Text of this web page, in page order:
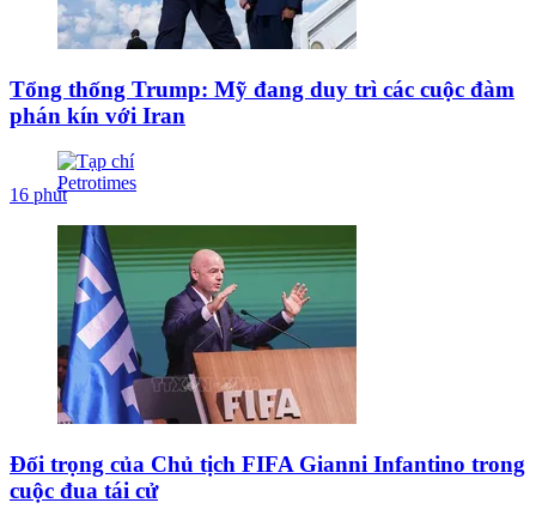
Tổng thống Trump: Mỹ đang duy trì các cuộc đàm
phán kín với Iran
16 phút
Đối trọng của Chủ tịch FIFA Gianni Infantino trong
cuộc đua tái cử